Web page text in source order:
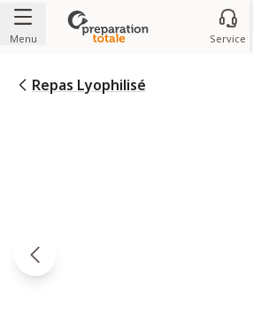
Allez au contenu
Menu Service
Repas Lyophilisé